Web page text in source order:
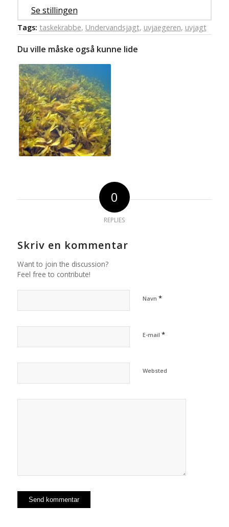
Se stillingen
Tags: taskekrabbe, Undervandsjagt, uvjaegeren, uvjagt
Du ville måske også kunne lide
0
REPLIES
Skriv en kommentar
Want to join the discussion?
Feel free to contribute!
Navn *
E-mail *
Websted